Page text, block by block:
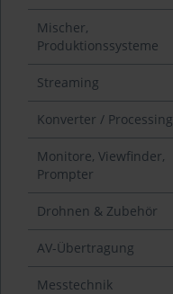
Mischer,
Produktionssysteme
Streaming
Konverter / Processing
Monitore, Viewfinder,
Prompter
Drohnen & Zubehör
AV-Übertragung
Messtechnik